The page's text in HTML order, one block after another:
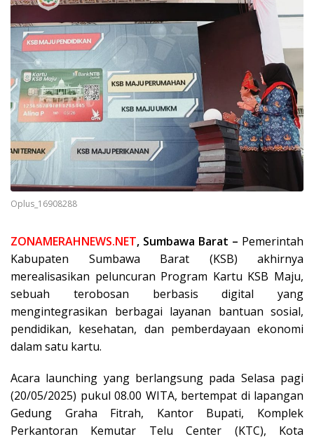
Oplus_16908288
ZONAMERAHNEWS.NET, Sumbawa Barat – Pemerintah
Kabupaten Sumbawa Barat (KSB) akhirnya
merealisasikan peluncuran Program Kartu KSB Maju,
sebuah terobosan berbasis digital yang
mengintegrasikan berbagai layanan bantuan sosial,
pendidikan, kesehatan, dan pemberdayaan ekonomi
dalam satu kartu.
Acara launching yang berlangsung pada Selasa pagi
(20/05/2025) pukul 08.00 WITA, bertempat di lapangan
Gedung Graha Fitrah, Kantor Bupati, Komplek
Perkantoran Kemutar Telu Center (KTC), Kota